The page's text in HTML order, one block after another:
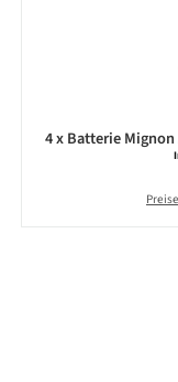
4 x Batterie Mignon